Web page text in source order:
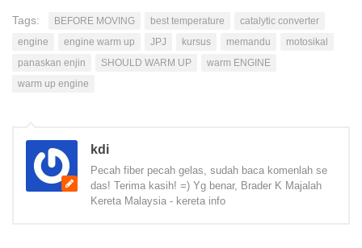
Tags: BEFORE MOVING best temperature
catalytic converter
engine
engine warm up JPJ kursus memandu
motosikal
panaskan enjin
SHOULD WARM UP
warm ENGINE
warm up engine
kdi
Pecah fiber pecah gelas, sudah baca komenlah se
das! Terima kasih! =) Yg benar, Brader K Majalah
Kereta Malaysia - kereta info